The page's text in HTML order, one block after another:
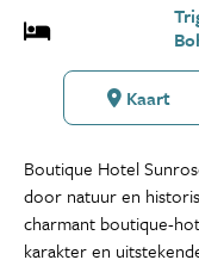
Kaart
Boutique Hotel
door natuur en
charmant boutique-
karakter en